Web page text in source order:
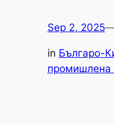
Sep 2, 2025
in Българо-
промишлена